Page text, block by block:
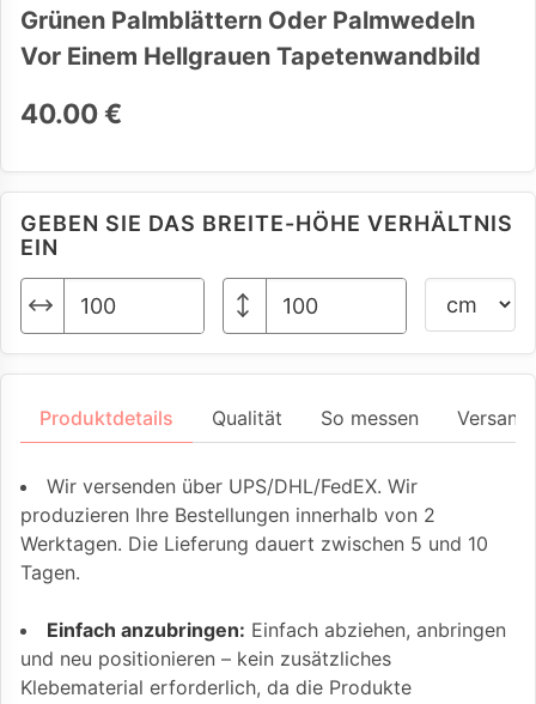
Grünen Palmblättern Oder Palmwedeln
Vor Einem Hellgrauen Tapetenwandbild
40.00 €
GEBEN SIE DAS BREITE-HÖHE VERHÄLTNIS
EIN
Produktdetails Qualität So messen
Wir versenden über UPS/DHL/FedEX. Wir
produzieren Ihre Bestellungen innerhalb von 2
Werktagen. Die Lieferung dauert zwischen 5 und 10
Tagen.
Einfach anzubringen: Einfach abziehen, anbringen
und neu positionieren – kein zusätzliches
Klebematerial erforderlich, da die Produkte